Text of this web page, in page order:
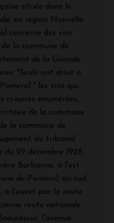
située dans le
en région Nouvelle-
concerne des vins
la commune de
de la Gironde
"Seuls ont droit à
" les vins qui,
ci-après énumérées,
de la commune
la commune de
du tribunal
29 décembre 1928,
Barbanne, à l'est
de Pomerol, au sud
à l'ouest par la route
route nationale
l'avenue